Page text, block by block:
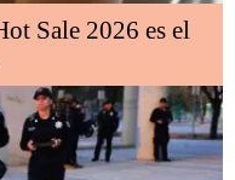
Sale 2026 es el